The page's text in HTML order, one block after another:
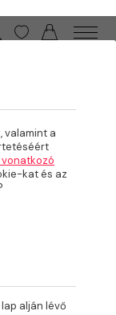
valamint a
kat és az
alján lévő